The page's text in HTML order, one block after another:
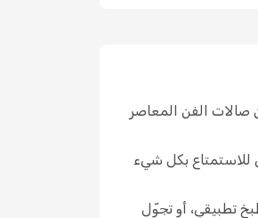
الفن المعاصر
للاستمتاع بكل شيء
تطبيقي، أو تجوّل